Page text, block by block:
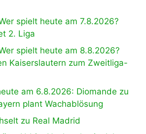
spielt heute am 7.8.2026?
2. Liga
spielt heute am 8.8.2026?
Kaiserslautern zum Zweitliga-
am 6.8.2026: Diomande zu
plant Wachablösung
zu Real Madrid